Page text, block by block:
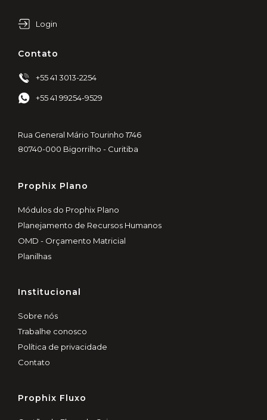
Login
Contato
+55 41 3013-2254
+55 41 99254-9529
Rua General Mário Tourinho 1746
80740-000 Bigorrilho - Curitiba
Prophix Plano
Módulos do Prophix Plano
Planejamento de Recursos Humanos
OMD - Orçamento Matricial
Planilhas
Institucional
Sobre nós
Trabalhe conosco
Política de privacidade
Contato
Prophix Fluxo